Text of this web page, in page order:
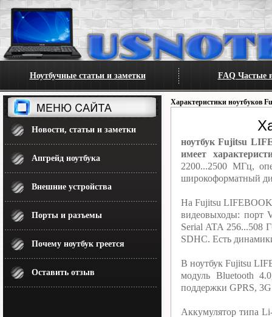
Ноутбучные статьи и заметки FAQ Частые
Новости, статьи и заметки
Апгрейд ноутбука
Внешние устройства
Порты и разъемы
Почему ноутбук греется
Оставить отзыв
Характеристики ноутбуков
ноутбук Fujitsu
имеет
2200...2500 МГц,
широкоформатный
На Fujitsu LIFEBOOK
видеовыходы: порт
Serial ATA 256...508
SDHC. Есть
В ноутбук Fujitsu
модуль Bluetooth
поддержки GPRS,
Аккумулятор типа